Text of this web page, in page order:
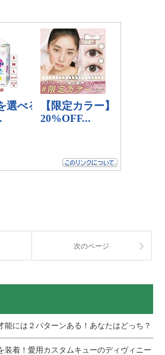
次のページ
能には２パターンある！あなたはどっち？
装着！愛用カスタムキューのディヴィニー